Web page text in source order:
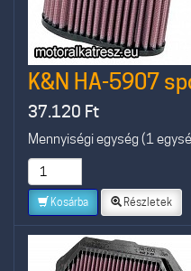
K&N HA-5907
37.120 Ft
Mennyiségi egység (1
Kosárba Részletek